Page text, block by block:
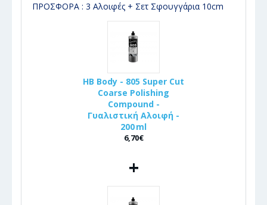
ΠΡΟΣΦΟΡΑ : 3 Αλοιφές + Σετ Σφουγγάρια 10cm
HB Body - 805 Super Cut
Coarse Polishing
Compound -
Γυαλιστική Αλοιφή -
200 ml
6,70€
+